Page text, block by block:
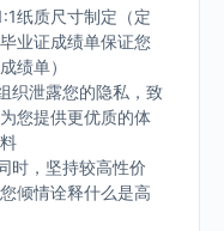
纸质尺寸制定（定
业证成绩单保证您
绩单）
织泄露您的隐私，致
您提供更优质的体
时，坚持较高性价
倾情诠释什么是高